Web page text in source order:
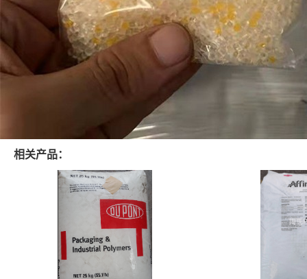
相关产品：